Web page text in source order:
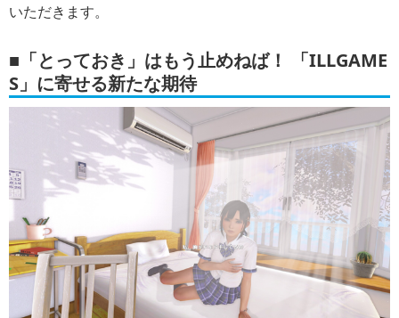
いただきます。
■「とっておき」はもう止めねば！ 「ILLGAME
S」に寄せる新たな期待